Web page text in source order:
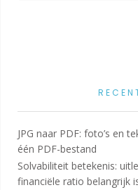
JPG naar PDF: foto’s en
één PDF-bestand
Solvabiliteit betekenis:
financiële ratio belangrijk